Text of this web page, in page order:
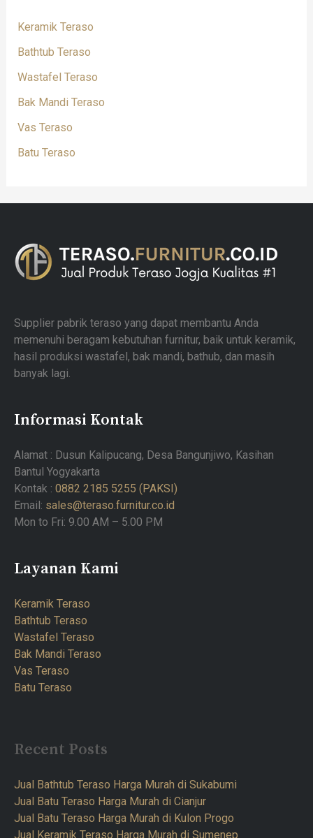
Keramik Teraso
Bathtub Teraso
Wastafel Teraso
Bak Mandi Teraso
Vas Teraso
Batu Teraso
Supplier pabrik teraso yang dapat membantu Anda
memenuhi beragam kebutuhan furnitur, baik untuk keramik,
hasil produksi wastafel, bak mandi, bathub, dan masih
banyak lagi.
Informasi Kontak
Alamat : Dusun Kalipucang, Desa Bangunjiwo, Kasihan
Bantul Yogyakarta
Kontak : 0882 2185 5255 (PAKSI)
Email: sales@teraso.furnitur.co.id
Mon to Fri: 9.00 AM – 5.00 PM
Layanan Kami
Keramik Teraso
Bathtub Teraso
Wastafel Teraso
Bak Mandi Teraso
Vas Teraso
Batu Teraso
Recent Posts
Jual Bathtub Teraso Harga Murah di Sukabumi
Jual Batu Teraso Harga Murah di Cianjur
Jual Batu Teraso Harga Murah di Kulon Progo
Jual Keramik Teraso Harga Murah di Sumenep